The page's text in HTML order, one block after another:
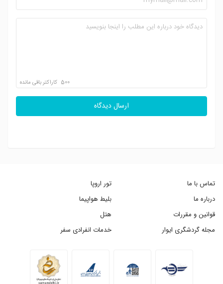
500 کاراکتر باقی مانده
ارسال دیدگاه
تماس با ما
درباره ما
قوانین و مقررات
مجله گردشگری ایوار
تور اروپا
بلیط هواپیما
هتل
خدمات انفرادی سفر